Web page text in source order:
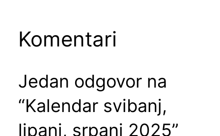
Komentari
Jedan odgovor na
“Kalendar svibanj,
lipanj, srpanj 2025”